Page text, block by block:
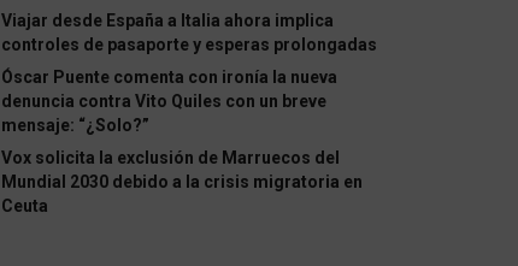
Viajar desde España a Italia ahora implica
controles de pasaporte y esperas prolongadas
Óscar Puente comenta con ironía la nueva
denuncia contra Vito Quiles con un breve
mensaje: “¿Solo?”
Vox solicita la exclusión de Marruecos del
Mundial 2030 debido a la crisis migratoria en
Ceuta